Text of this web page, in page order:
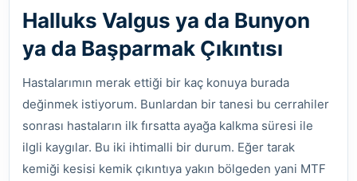
Halluks Valgus ya da Bunyon
ya da Başparmak Çıkıntısı
Hastalarımın merak ettiği bir kaç konuya burada
değinmek istiyorum. Bunlardan bir tanesi bu cerrahiler
sonrası hastaların ilk fırsatta ayağa kalkma süresi ile
ilgli kaygılar. Bu iki ihtimalli bir durum. Eğer tarak
kemiği kesisi kemik çıkıntıya yakın bölgeden yani MTF